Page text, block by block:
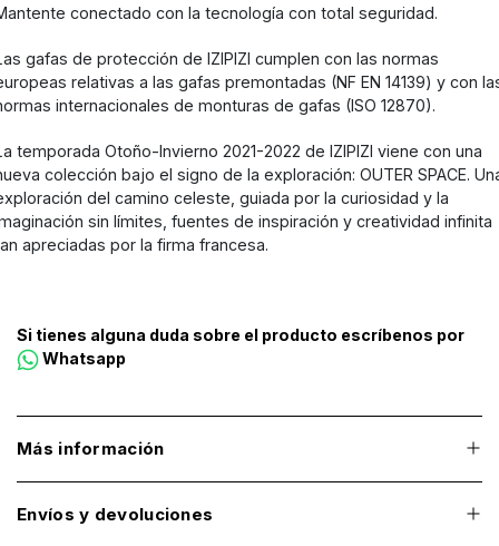
conectado con la tecnología con total seguridad.
gafas de protección de IZIPIZI cumplen con las normas
relativas a las gafas premontadas (NF EN 14139) y con
internacionales de monturas de gafas (ISO 12870).
temporada Otoño-Invierno 2021-2022 de IZIPIZI viene con una
colección bajo el signo de la exploración: OUTER SPACE.
del camino celeste, guiada por la curiosidad y la
sin límites, fuentes de inspiración y creatividad infinita
apreciadas por la firma francesa.
Si tienes alguna duda sobre el producto escríbenos por
Whatsapp
Más información
Envíos y devoluciones